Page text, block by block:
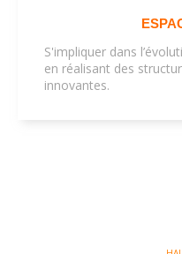
S'impliquer dans
en réalisant des
innovantes.